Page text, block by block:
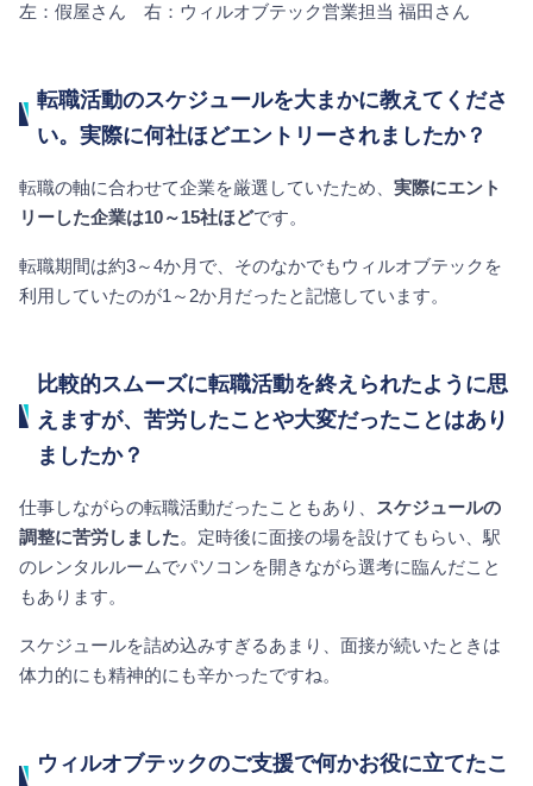
左：假屋さん 右：ウィルオブテック営業担当 福田さん
転職活動のスケジュールを大まかに教えてくださ
い。実際に何社ほどエントリーされましたか？
転職の軸に合わせて企業を厳選していたため、 実際にエント
リーした企業は10～15社ほどです。
転職期間は約3～4か月で、そのなかでもウィルオブテックを
利用していたのが1～2か月だったと記憶しています。
比較的スムーズに転職活動を終えられたように思
えますが、苦労したことや大変だったことはあり
ましたか？
仕事しながらの転職活動だったこともあり、
スケジュールの
調整に苦労しました。定時後に面接の場を設けてもらい、駅
のレンタルルームでパソコンを開きながら選考に臨んだこと
もあります。
スケジュールを詰め込みすぎるあまり、面接が続いたときは
体力的にも精神的にも辛かったですね。
ウィルオブテックのご支援で何かお役に立てたこ